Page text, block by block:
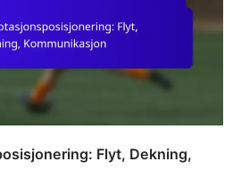
Flyt, Dekning,